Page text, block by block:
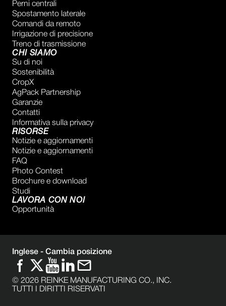
Perni centrali
Spostamento laterale
Comandi da remoto
Irrigazione di precisione
Treno di trasmissione
CHI SIAMO
Su di noi
Sostenibilità
CropX
AgPack Partnership
Garanzie
Contatti
Informativa sulla privacy
RISORSE
Notizie e aggiornamenti
Notizie e aggiornamenti
FAQ
Photo Contest
Brochure e download
Studi
LAVORA CON NOI
Opportunità
© 2026 REINKE MANUFACTURING CO., INC.
TUTTI I DIRITTI RISERVATI
Inglese - Cambia posizione